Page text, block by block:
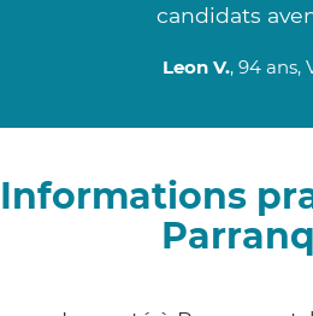
candidats
Leon V., 94 ans,
Informations